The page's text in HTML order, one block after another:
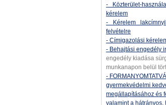
- Közterület-
kérelem
- Kérelem
felvételre
- Címigazolási
- Behajtási engedély
engedély kiadása
munkanapon belül
-
gyermekvédelmi
megállapításához és
valamint a hátrányos,